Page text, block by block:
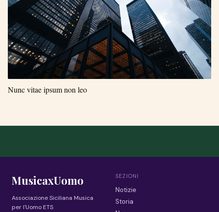
Nunc vitae ipsum non leo
MusicaxUomo
Associazione Siciliana Musica
per l'Uomo ETS
SEZIONI
Notizie
Storia